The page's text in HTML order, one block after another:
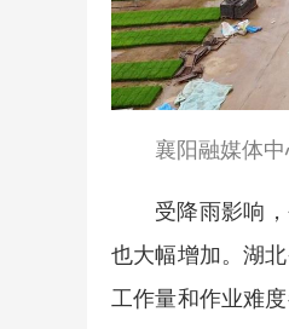
襄阳融媒体
受降雨影响
也大幅增加。湖
工作量和作业难